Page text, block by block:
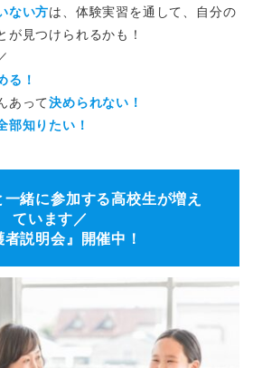
ない方は、体験実習を通して、自分の
が見つけられるかも！
る！
あって決められない！
部知りたい！
緒に参加する高校生が増え
ています／
者説明会』開催中！